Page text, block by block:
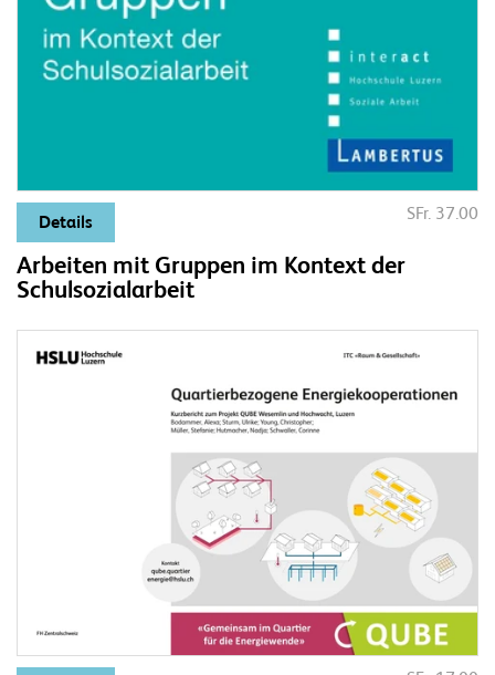
Details SFr. 37.00
Arbeiten mit Gruppen im Kontext der
Schulsozialarbeit